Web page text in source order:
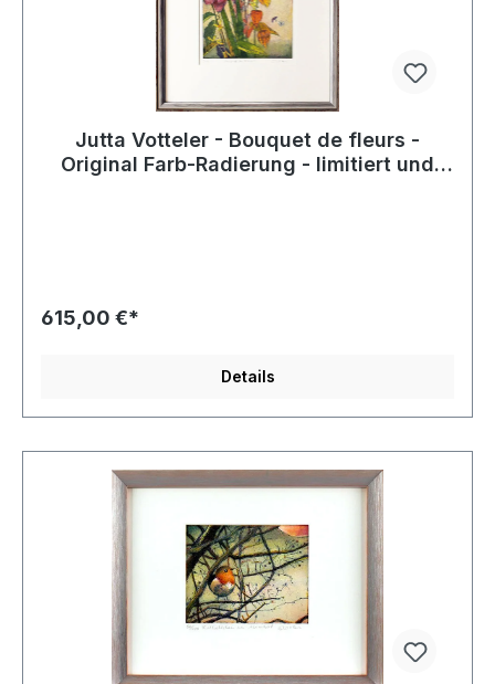
Jutta Votteler - Bouquet de fleurs -
Original Farb-Radierung - limitiert und
615,00 €*
Details